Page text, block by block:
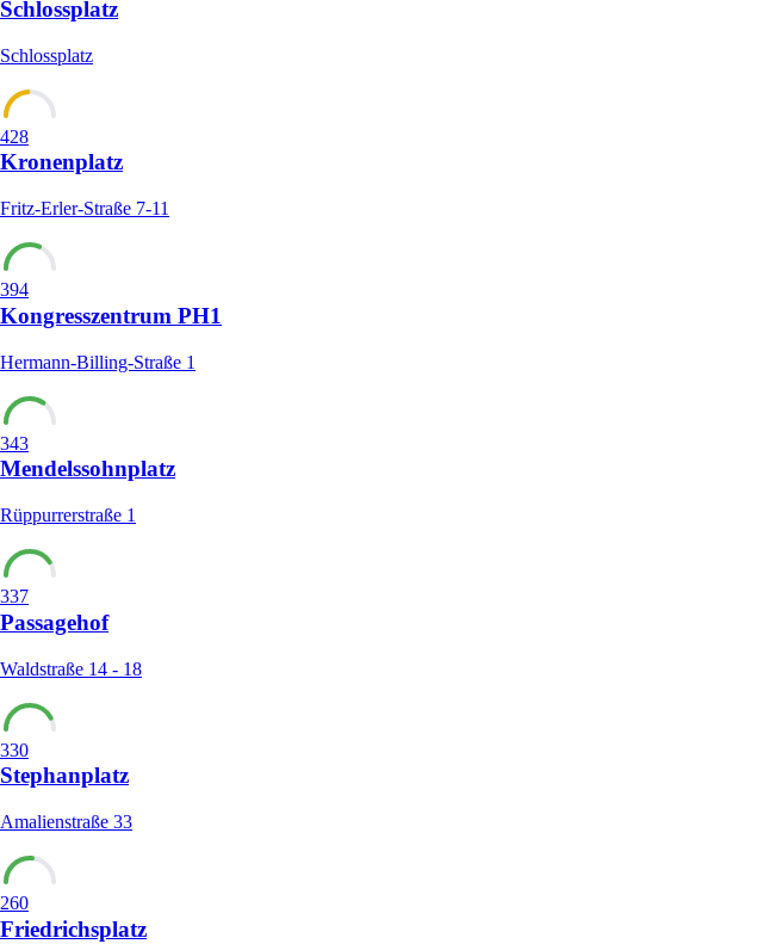
Schlossplatz
Schlossplatz
428
Kronenplatz
Fritz-Erler-Straße 7-11
394
Kongresszentrum PH1
Hermann-Billing-Straße 1
343
Mendelssohnplatz
Rüppurrerstraße 1
337
Passagehof
Waldstraße 14 - 18
330
Stephanplatz
Amalienstraße 33
260
Friedrichsplatz